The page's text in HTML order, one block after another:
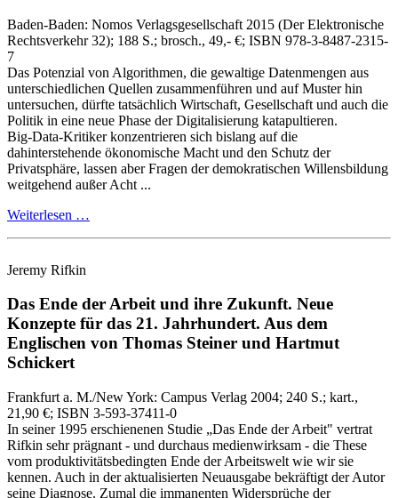
Baden-Baden: Nomos Verlagsgesellschaft 2015 (Der Elektronische
Rechtsverkehr 32); 188 S.; brosch., 49,- €; ISBN 978-3-8487-2315-
7
Das Potenzial von Algorithmen, die gewaltige Datenmengen aus
unterschiedlichen Quellen zusammenführen und auf Muster hin
untersuchen, dürfte tatsächlich Wirtschaft, Gesellschaft und auch die
Politik in eine neue Phase der Digitalisierung katapultieren.
Big‑Data‑Kritiker konzentrieren sich bislang auf die
dahinterstehende ökonomische Macht und den Schutz der
Privatsphäre, lassen aber Fragen der demokratischen Willensbildung
weitgehend außer Acht ...
Weiterlesen …
Jeremy Rifkin
Das Ende der Arbeit und ihre Zukunft. Neue
Konzepte für das 21. Jahrhundert. Aus dem
Englischen von Thomas Steiner und Hartmut
Schickert
Frankfurt a. M./New York: Campus Verlag 2004; 240 S.; kart.,
21,90 €; ISBN 3-593-37411-0
In seiner 1995 erschienenen Studie „Das Ende der Arbeit" vertrat
Rifkin sehr prägnant - und durchaus medienwirksam - die These
vom produktivitätsbedingten Ende der Arbeitswelt wie wir sie
kennen. Auch in der aktualisierten Neuausgabe bekräftigt der Autor
seine Diagnose. Zumal die immanenten Widersprüche der